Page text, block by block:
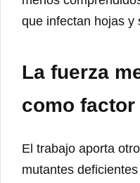
que infectan hojas y
La fuerza
como factor
El trabajo aporta
mutantes